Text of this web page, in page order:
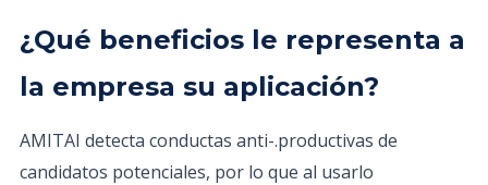
¿Qué beneficios le representa a
la empresa su aplicación?
AMITAI detecta conductas anti-.productivas de
candidatos potenciales, por lo que al usarlo